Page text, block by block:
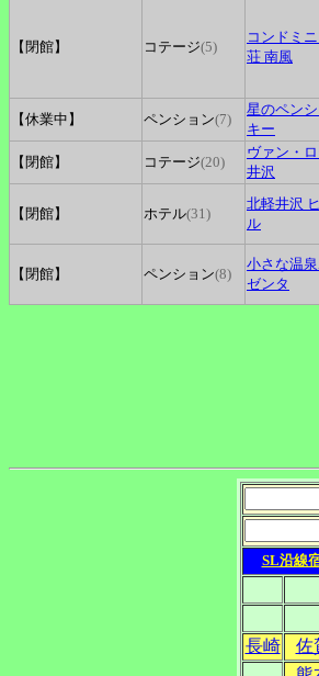
【閉館】 コテージ(5)
コンドミ
荘 南風
【休業中】 ペンション(7)
星のペン
キー
【閉館】 コテージ(20)
ヴァン ・
井沢
【閉館】 ホテル(31)
北軽井沢
ル
【閉館】 ペンション(8)
小さな温
ゼンタ
SL沿線
長崎
佐